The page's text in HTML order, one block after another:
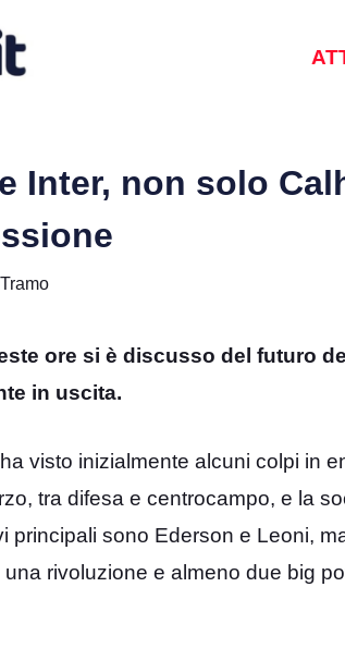
Inter, non solo
ore si è discusso del futuro
in uscita.
visto inizialmente alcuni colpi in
tra difesa e centrocampo, e la
principali sono Ederson e Leoni,
rivoluzione e almeno due big